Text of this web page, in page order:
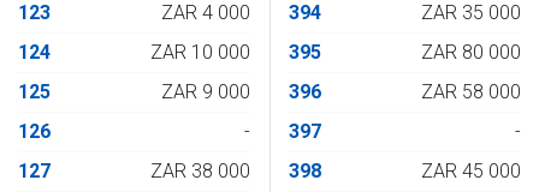
123
ZAR 4 000
124
ZAR 10 000
125
ZAR 9 000
126
-
127
ZAR 38 000
394
ZAR 35 000
395
ZAR 80 000
396
ZAR 58 000
397
-
398
ZAR 45 000